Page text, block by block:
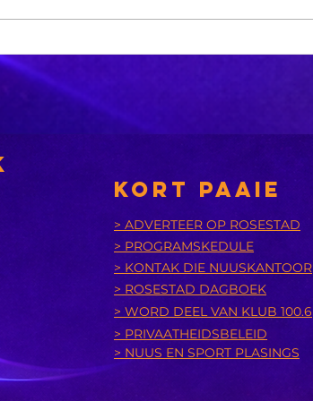
Sneeu word in
verwag
KORT PAAIE
> ADVERTEER OP ROSESTAD
> PROGRAMSKEDULE
> KONTAK DIE NUUSKANTOOR
> ROSESTAD DAGBOEK
> WORD DEEL VAN KLUB 100.6
> PRIVAATHEIDSBELEID
> NUUS EN SPORT PLASINGS